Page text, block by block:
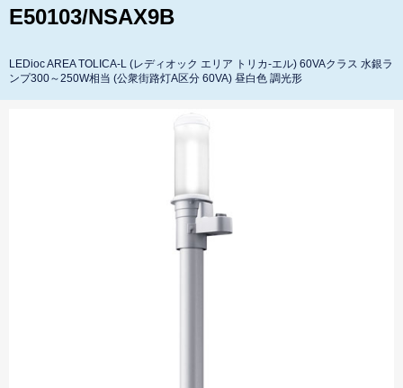
E50103/NSAX9B
LEDioc AREA TOLICA-L (レディオック エリア トリカ-エル) 60VAクラス 水銀ラ
ンプ300～250W相当 (公衆街路灯A区分 60VA) 昼白色 調光形